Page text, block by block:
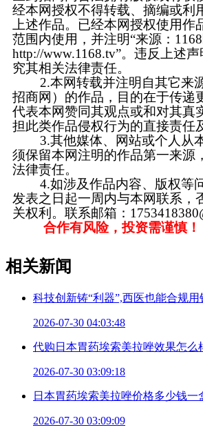
经本网授权不得转载、摘编或利
上述作品。已经本网授权使用作
范围内使用，并注明“来源：
http://www.1168.tv”。违反上述
究其相关法律责任。
2.本网转载并注明自其它来
招商网）的作品，目的在于传递
代表本网赞同其观点或和对其真
担此类作品侵权行为的直接责任
3.其他媒体、网站或个人从
须保留本网注明的作品第一来源
法律责任。
4.如涉及作品内容、版权等
发表之日起一周内与本网联系，
关权利。联系邮箱：
合作有风险，投资需谨慎！
相关新闻
科技创新铸“利器”,西医也能合规用
2026-07-30 04:03:48
代购日本胃药埃索美拉唑效果怎么
2026-07-30 03:09:18
日本胃药埃索美拉唑价格多少钱一
2026-07-30 03:09:09